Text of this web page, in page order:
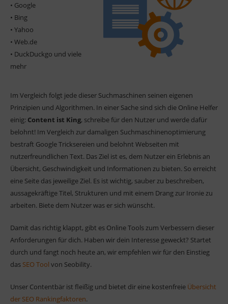
Im Vergleich folgt jede dieser Suchmaschinen seinen eigenen
Prinzipien und Algorithmen. In einer Sache sind sich die Online Helfer
einig: Content ist King, schreibe für den Nutzer und werde dafür
belohnt! Im Vergleich zur damaligen Suchmaschinenoptimierung
bestraft Google Tricksereien und belohnt Webseiten mit
nutzerfreundlichen Text. Das Ziel ist es, dem Nutzer ein Erlebnis an
Übersicht, Geschwindigkeit und Informationen zu bieten. So erreicht
eine Seite das jeweilige Ziel. Es ist wichtig, sauber zu beschreiben,
aussagekräftige Titel, Strukturen und mit einem Drang zur Ironie zu
arbeiten. Biete dem Nutzer was er sich wünscht.
Damit das richtig klappt, gibt es Online Tools zum Verbessern dieser
Anforderungen für dich. Haben wir dein Interesse geweckt? Startet
durch und fangt noch heute an, wir empfehlen wir für den Einstieg
das SEO Tool von Seobility.
Unser Contentbär ist fleißig und bietet dir eine kostenfreie Übersicht
der SEO Rankingfaktoren.
• Google
• Bing
• Yahoo
• Web.de
• DuckDuckgo und viele
mehr